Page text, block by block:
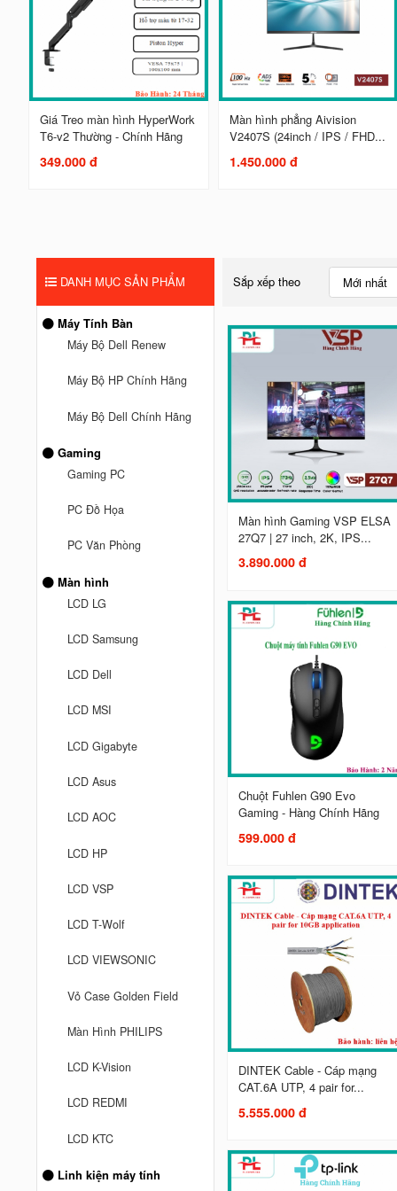
Giá Treo màn hình HyperWork
T6-v2 Thường - Chính Hãng
349.000 đ
Màn hình phẳng Aivision
V2407S (24inch / IPS / FHD...
1.450.000 đ
DANH MỤC SẢN PHẨM
Máy Tính Bàn
Máy Bộ Dell Renew
Máy Bộ HP Chính Hãng
Máy Bộ Dell Chính Hãng
Gaming
Gaming PC
PC Đồ Họa
PC Văn Phòng
Màn hình
LCD LG
LCD Samsung
LCD Dell
LCD MSI
LCD Gigabyte
LCD Asus
LCD AOC
LCD HP
LCD VSP
LCD T-Wolf
LCD VIEWSONIC
Vỏ Case Golden Field
Màn Hình PHILIPS
LCD K-Vision
LCD REDMI
LCD KTC
Linh kiện máy tính
Sắp xếp theo Mới nhất
Màn hình Gaming VSP ELSA
27Q7 | 27 inch, 2K, IPS...
3.890.000 đ
Chuột Fuhlen G90 Evo
Gaming - Hàng Chính Hãng
599.000 đ
DINTEK Cable - Cáp mạng
CAT.6A UTP, 4 pair for...
5.555.000 đ